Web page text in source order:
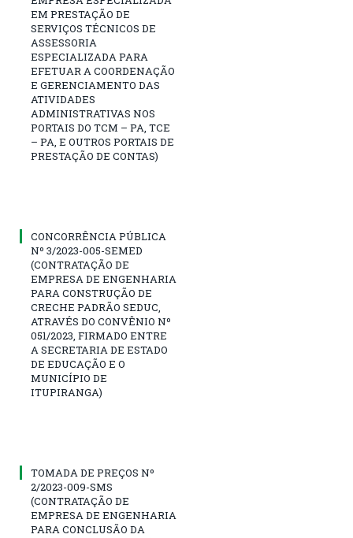
EM PRESTAÇÃO DE
SERVIÇOS TÉCNICOS DE
ASSESSORIA
ESPECIALIZADA PARA
EFETUAR A COORDENAÇÃO
E GERENCIAMENTO DAS
ATIVIDADES
ADMINISTRATIVAS NOS
PORTAIS DO TCM – PA, TCE
– PA, E OUTROS PORTAIS DE
PRESTAÇÃO DE CONTAS)
CONCORRÊNCIA PÚBLICA
Nº 3/2023-005-SEMED
(CONTRATAÇÃO DE
EMPRESA DE ENGENHARIA
PARA CONSTRUÇÃO DE
CRECHE PADRÃO SEDUC,
ATRAVÉS DO CONVÊNIO Nº
051/2023, FIRMADO ENTRE
A SECRETARIA DE ESTADO
DE EDUCAÇÃO E O
MUNICÍPIO DE
ITUPIRANGA)
TOMADA DE PREÇOS Nº
2/2023-009-SMS
(CONTRATAÇÃO DE
EMPRESA DE ENGENHARIA
PARA CONCLUSÃO DA